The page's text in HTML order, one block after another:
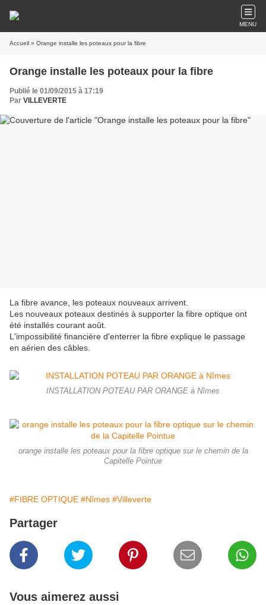
MENU
Accueil » Orange installe les poteaux pour la fibre
Orange installe les poteaux pour la fibre
Publié le 01/09/2015 à 17:19
Par VILLEVERTE
La fibre avance, les poteaux nouveaux arrivent.
Les nouveaux poteaux destinés à supporter la fibre optique ont
été installés courant août.
L'impossibilité financière d'enterrer la fibre explique le passage
en aérien des câbles.
INSTALLATION POTEAU PAR ORANGE à Nîmes
orange installe les poteaux pour la fibre optique sur le chemin de la
Capitelle Pointue
#FIBRE OPTIQUE #Nîmes #Villeverte
Partager
Vous aimerez aussi